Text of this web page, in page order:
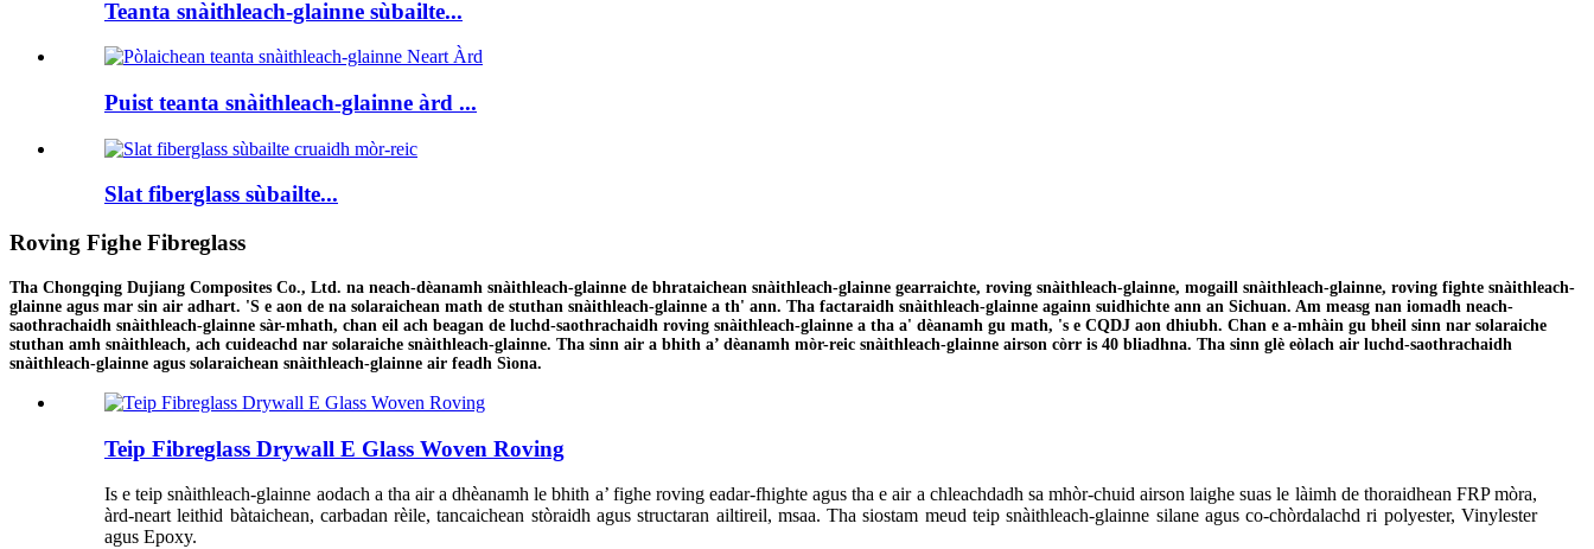
Teanta snàithleach-glainne sùbailte...
Puist teanta snàithleach-glainne àrd ...
Slat fiberglass sùbailte...
Roving Fighe Fibreglass
Tha Chongqing Dujiang Composites Co., Ltd. na neach-dèanamh snàithleach-glainne de bhrataichean snàithleach-glainne gearraichte, roving snàithleach-glainne, mogaill snàithleach-glainne, roving fighte snàithleach-
glainne agus mar sin air adhart. 'S e aon de na solaraichean math de stuthan snàithleach-glainne a th' ann. Tha factaraidh snàithleach-glainne againn suidhichte ann an Sichuan. Am measg nan iomadh neach-
saothrachaidh snàithleach-glainne sàr-mhath, chan eil ach beagan de luchd-saothrachaidh roving snàithleach-glainne a tha a' dèanamh gu math, 's e CQDJ aon dhiubh. Chan e a-mhàin gu bheil sinn nar solaraiche
stuthan amh snàithleach, ach cuideachd nar solaraiche snàithleach-glainne. Tha sinn air a bhith a’ dèanamh mòr-reic snàithleach-glainne airson còrr is 40 bliadhna. Tha sinn glè eòlach air luchd-saothrachaidh
snàithleach-glainne agus solaraichean snàithleach-glainne air feadh Sìona.
Teip Fibreglass Drywall E Glass Woven Roving
Is e teip snàithleach-glainne aodach a tha air a dhèanamh le bhith a’ fighe roving eadar-fhighte agus tha e air a chleachdadh sa mhòr-chuid airson laighe suas le làimh de thoraidhean FRP mòra,
àrd-neart leithid bàtaichean, carbadan rèile, tancaichean stòraidh agus structaran ailtireil, msaa. Tha siostam meud teip snàithleach-glainne silane agus co-chòrdalachd ri polyester, Vinylester
agus Epoxy.